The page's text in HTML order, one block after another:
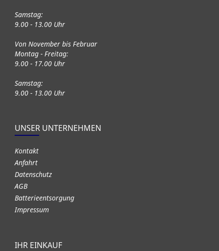
Samstag:
9.00 - 13.00 Uhr
Von November bis Februar
Montag - Freitag:
9.00 - 17.00 Uhr
Samstag:
9.00 - 13.00 Uhr
UNSER UNTERNEHMEN
Kontakt
Anfahrt
Datenschutz
AGB
Batterieentsorgung
Impressum
IHR EINKAUF